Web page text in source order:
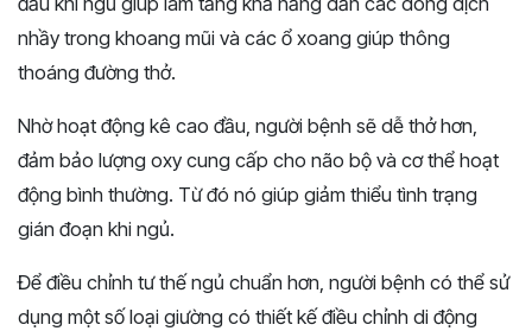
nhầy trong khoang mũi và các ổ xoang giúp thông
thoáng đường thở.
Nhờ hoạt động kê cao đầu, người bệnh sẽ dễ thở hơn,
đảm bảo lượng oxy cung cấp cho não bộ và cơ thể hoạt
động bình thường. Từ đó nó giúp giảm thiểu tình trạng
gián đoạn khi ngủ.
Để điều chỉnh tư thế ngủ chuẩn hơn, người bệnh có thể sử
dụng một số loại giường có thiết kế điều chỉnh di động